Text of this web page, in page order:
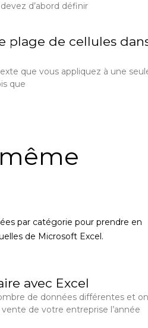
d’abord définir
plage de cellules
que vous appliquez à une
que
par catégorie pour prendre en
de Microsoft Excel.
avec Excel
de données différentes et on
de votre entreprise l’année